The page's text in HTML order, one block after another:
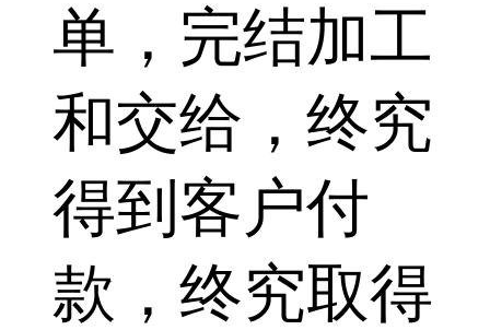
单，完结加工
和交给，终究
得到客户付
款，终究取得